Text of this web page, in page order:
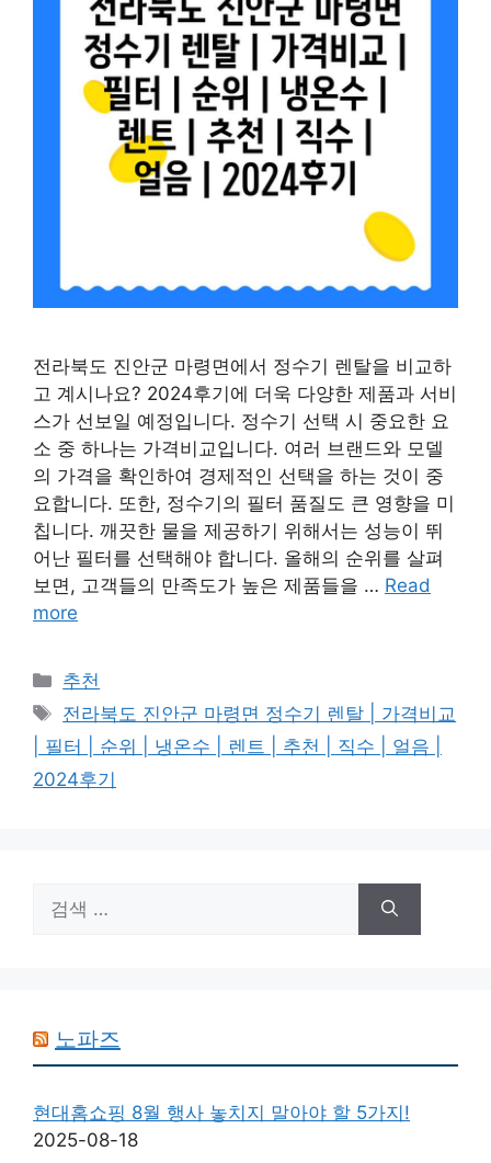
전라북도 진안군 마령면에서 정수기 렌탈을 비교하
고 계시나요? 2024후기에 더욱 다양한 제품과 서비
스가 선보일 예정입니다. 정수기 선택 시 중요한 요
소 중 하나는 가격비교입니다. 여러 브랜드와 모델
의 가격을 확인하여 경제적인 선택을 하는 것이 중
요합니다. 또한, 정수기의 필터 품질도 큰 영향을 미
칩니다. 깨끗한 물을 제공하기 위해서는 성능이 뛰
어난 필터를 선택해야 합니다. 올해의 순위를 살펴
보면, 고객들의 만족도가 높은 제품들을 … Read
more
카
테
리
추천
태
그
전라북도 진안군 마령면 정수기 렌탈 | 가격비교
| 필터 | 순위 | 냉온수 | 렌트 | 추천 | 직수 | 얼음 |
2024후기
색:
노파즈
현대홈쇼핑 8월 행사 놓치지 말아야 할 5가지!
2025-08-18